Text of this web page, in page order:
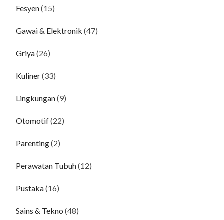
Fesyen(15)
Gawai & Elektronik (47)
Griya(26)
Kuliner(33)
Lingkungan(9)
Otomotif(22)
Parenting(2)
Perawatan Tubuh(12)
Pustaka(16)
Sains & Tekno (48)